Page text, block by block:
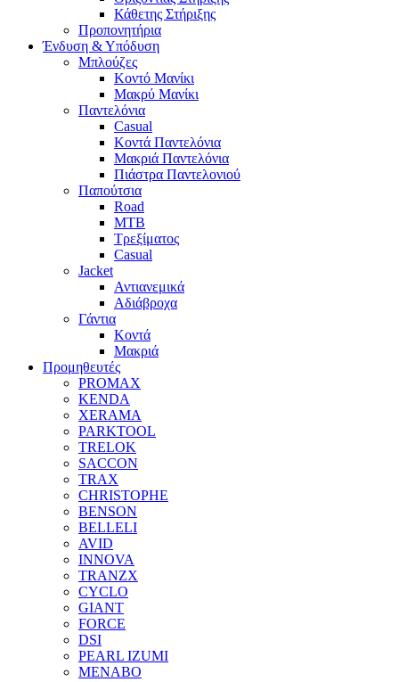
Κάθετης Στήριξης
Προπονητήρια
Ένδυση & Υπόδυση
Μπλούζες
Κοντό Μανίκι
Μακρύ Μανίκι
Παντελόνια
Casual
Κοντά Παντελόνια
Μακριά Παντελόνια
Πιάστρα Παντελονιού
Παπούτσια
Road
MTB
Τρεξίματος
Casual
Jacket
Αντιανεμικά
Αδιάβροχα
Γάντια
Κοντά
Μακριά
Προμηθευτές
PROMAX
KENDA
XERAMA
PARKTOOL
TRELOK
SACCON
TRAX
CHRISTOPHE
BENSON
BELLELI
AVID
INNOVA
TRANZX
CYCLO
GIANT
FORCE
DSI
PEARL IZUMI
MENABO